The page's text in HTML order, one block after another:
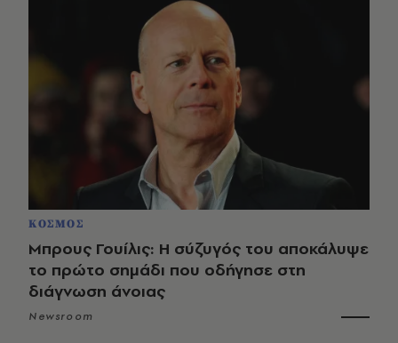
ΚΟΣΜΟΣ
Μπρους Γουίλις: Η σύζυγός του αποκάλυψε
το πρώτο σημάδι που οδήγησε στη
διάγνωση άνοιας
Newsroom